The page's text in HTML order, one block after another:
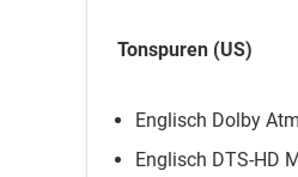
Tonspuren (US)
Englisch Dolby
Englisch DTS-HD